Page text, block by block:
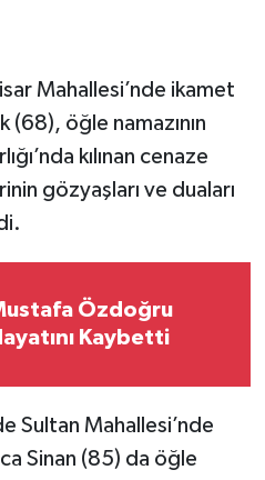
Mahallesi’nde ikamet
(68), öğle namazının
kılınan cenaze
gözyaşları ve duaları
Özdoğru
Kaybetti
Sultan Mahallesi’nde
Sinan (85) da öğle